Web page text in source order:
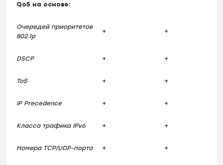
QoS на основе:
Очередей приоритетов
802.1p
+ +
DSCP + +
ToS + +
IP Precedence + +
Класса трафика IPv6 + +
Номера TCP/UDP-порта + +